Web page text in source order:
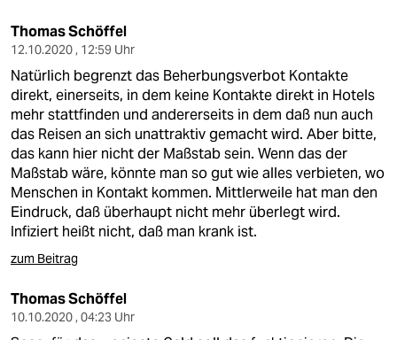
Thomas Schöffel
12.10.2020 , 12:59 Uhr
Natürlich begrenzt das Beherbungsverbot Kontakte
direkt, einerseits, in dem keine Kontakte direkt in Hotels
mehr stattfinden und andererseits in dem daß nun auch
das Reisen an sich unattraktiv gemacht wird. Aber bitte,
das kann hier nicht der Maßstab sein. Wenn das der
Maßstab wäre, könnte man so gut wie alles verbieten, wo
Menschen in Kontakt kommen. Mittlerweile hat man den
Eindruck, daß überhaupt nicht mehr überlegt wird.
Infiziert heißt nicht, daß man krank ist.
zum Beitrag
Thomas Schöffel
10.10.2020 , 04:23 Uhr